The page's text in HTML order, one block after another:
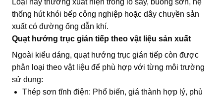
Loại này thường xuất hiện trong lò sấy, buồng sơn, hệ
thống hút khói bếp công nghiệp hoặc dây chuyền sản
xuất có đường ống dẫn khí.
Quạt hướng trục gián tiếp theo vật liệu sản xuất
Ngoài kiểu dáng, quạt hướng trục gián tiếp còn được
phân loại theo vật liệu để phù hợp với từng môi trường
sử dụng:
Thép sơn tĩnh điện: Phổ biến, giá thành hợp lý, phù